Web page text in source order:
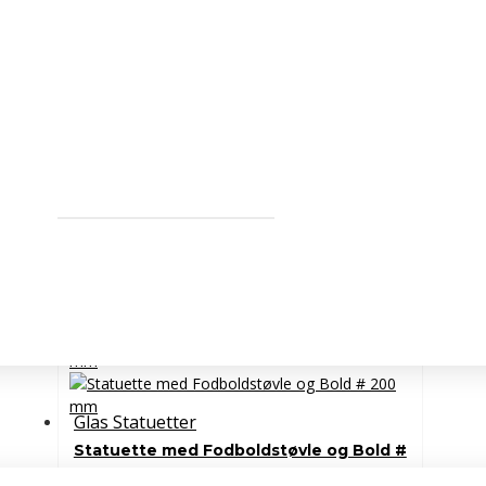
Glas Statuetter
Statuette med Fodboldstøvle og Bold #